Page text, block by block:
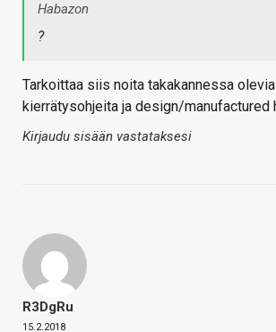
Habazon
?
Tarkoittaa siis noita takakannessa
kierrätysohjeita ja design/manufactured
Kirjaudu sisään vastataksesi
R3DgRu
15.2.2018